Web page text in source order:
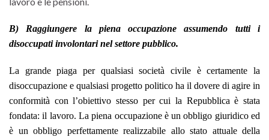
B) Raggiungere la piena occupazione assumendo tutti i
disoccupati involontari nel settore pubblico.
La grande piaga per qualsiasi società civile è certamente la
disoccupazione e qualsiasi progetto politico ha il dovere di agire in
conformità con l’obiettivo stesso per cui la Repubblica è stata
fondata: il lavoro. La piena occupazione è un obbligo giuridico ed
è un obbligo perfettamente realizzabile allo stato attuale della